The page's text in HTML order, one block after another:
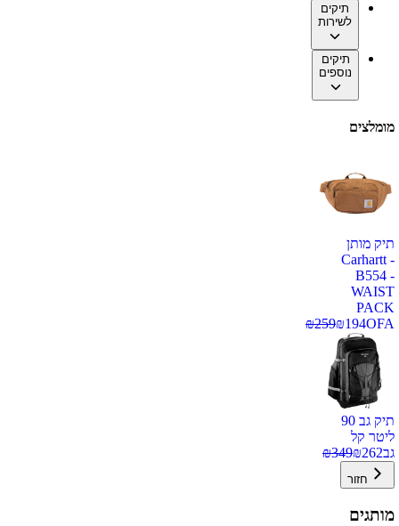
תיקים
לשירות
תיקים
נוספים
מומלצים
תיק מותן
Carhartt -
B554 -
WAIST
PACK
OFA
₪194
₪259
תיק גב 90
ליטר קל
גב
₪262
₪349
חזור
מותגים